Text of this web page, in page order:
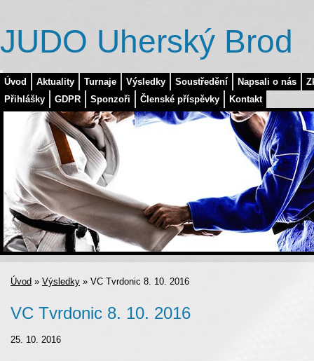
Úvod Aktuality Turnaje Výsledky Soustředění Napsali o nás
Přihlášky
GDPR Sponzoři Členské příspěvky Kontakt
JUDO Uherský Brod
Úvod » Výsledky » VC Tvrdonic 8. 10. 2016
VC Tvrdonic 8. 10. 2016
25. 10. 2016